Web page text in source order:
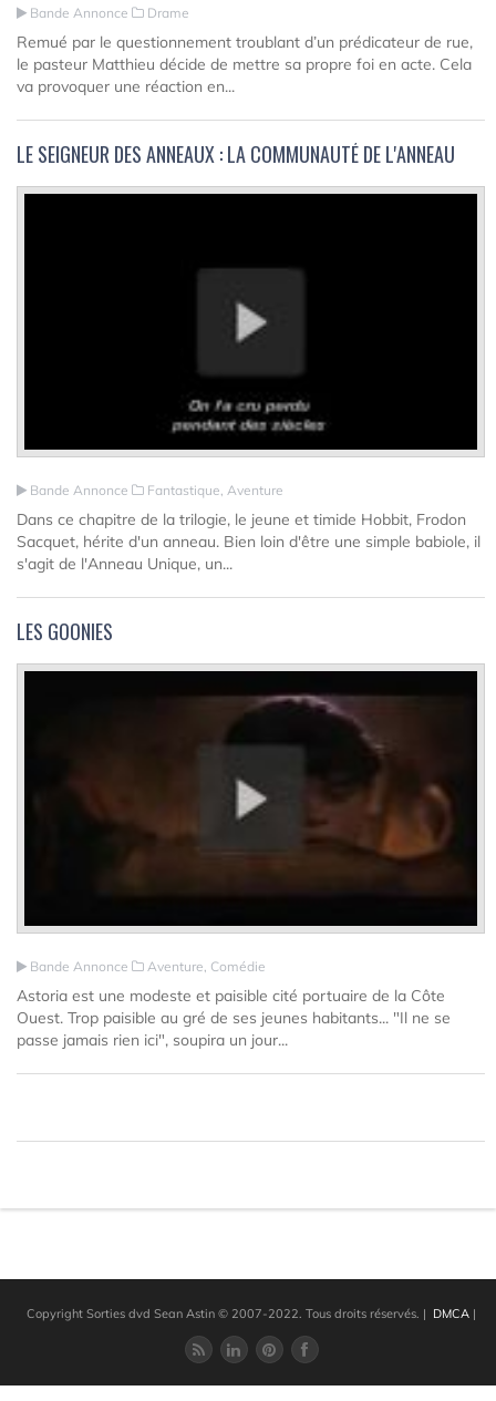
Bande Annonce Drame
Remué par le questionnement troublant d’un prédicateur de rue,
le pasteur Matthieu décide de mettre sa propre foi en acte. Cela
va provoquer une réaction en...
LE SEIGNEUR DES ANNEAUX : LA COMMUNAUTÉ DE L'ANNEAU
Bande Annonce Fantastique, Aventure
Dans ce chapitre de la trilogie, le jeune et timide Hobbit, Frodon
Sacquet, hérite d'un anneau. Bien loin d'être une simple babiole, il
s'agit de l'Anneau Unique, un...
LES GOONIES
Bande Annonce Aventure, Comédie
Astoria est une modeste et paisible cité portuaire de la Côte
Ouest. Trop paisible au gré de ses jeunes habitants... "Il ne se
passe jamais rien ici", soupira un jour...
Copyright Sorties dvd Sean Astin © 2007-2022. Tous droits réservés. | DMCA|